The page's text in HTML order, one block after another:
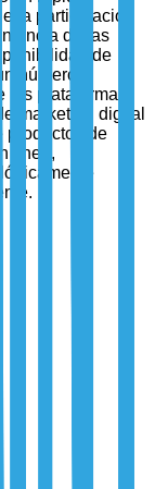
la participación
de las
de
número
plataformas
marketing digital
productos de
línea,